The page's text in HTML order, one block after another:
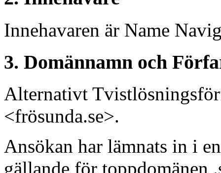
Innehavaren är Name
3. Domännamn och
Alternativt
<frösunda.se>.
Ansökan har lämnats in i
gällande för toppdomänen